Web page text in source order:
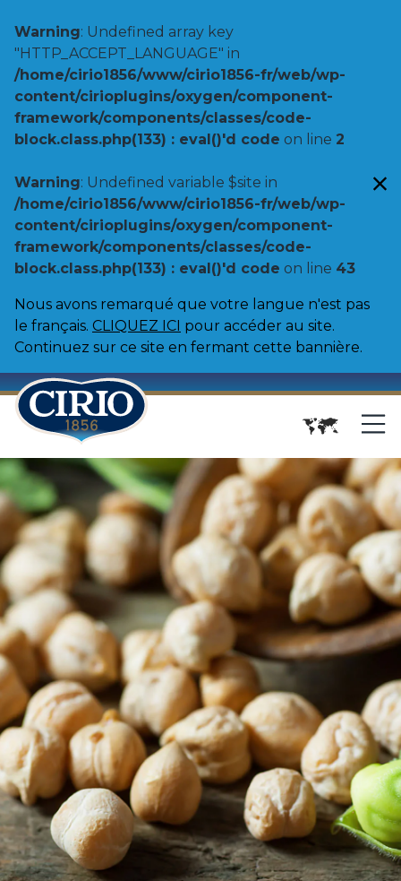
Warning: Undefined array key
"HTTP_ACCEPT_LANGUAGE" in
/home/cirio1856/www/cirio1856-fr/web/wp-
content/cirioplugins/oxygen/component-
framework/components/classes/code-
block.class.php(133) : eval()'d code on line 2
Warning: Undefined variable $site in
/home/cirio1856/www/cirio1856-fr/web/wp-
content/cirioplugins/oxygen/component-
framework/components/classes/code-
block.class.php(133) : eval()'d code on line 43
Nous avons remarqué que votre langue n'est pas
le français. CLIQUEZ ICI pour accéder au site.
Continuez sur ce site en fermant cette bannière.